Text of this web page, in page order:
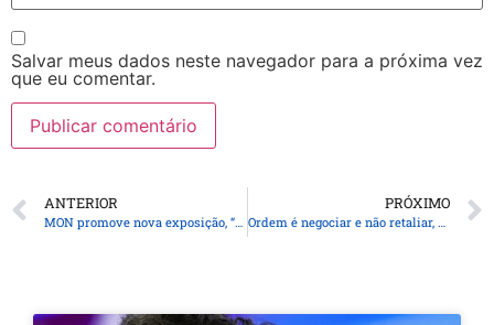
Salvar meus dados neste navegador para a próxima vez
que eu comentar.
ANTERIOR
MON promove nova exposição, “Miguel Bakun: O Olhar de uma Coleção”, a partir do dia 20
PRÓXIMO
Ordem é negociar e não retaliar, diz Haddad sobre tarifas dos EUA